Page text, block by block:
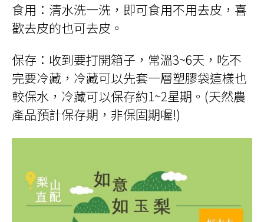
食用：清水洗一洗，即可食用不用去皮，喜
歡去皮的也可去皮。
保存：收到要打開箱子，常溫3~6天，吃不
完要冷藏，冷藏可以先套一層塑膠袋這樣也
較保水，冷藏可以保存約1~2星期。(天然農
產品預計保存期，非保固期喔!)